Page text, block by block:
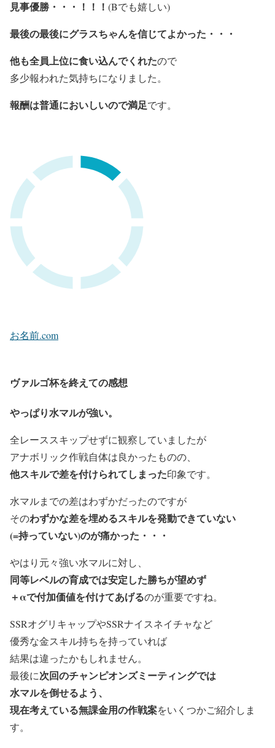
見事優勝・・・！！！ (Bでも嬉しい)
最後の最後にグラスちゃんを信じてよかった・・・
他も全員上位に食い込んでくれたので
多少報われた気持ちになりました。
報酬は普通においしいので満足です。
お名前.com
ヴァルゴ杯を終えての感想
やっぱり水マルが強い。
全レーススキップせずに観察していましたが
アナボリック作戦自体は良かったものの、
他スキルで差を付けられてしまった印象です。
水マルまでの差はわずかだったのですが
そのわずかな差を埋めるスキルを発動できていない
(=持っていない)のが痛かった・・・
やはり元々強い水マルに対し、
同等レベルの育成では安定した勝ちが望めず
＋αで付加価値を付けてあげるのが重要ですね。
SSRオグリキャップやSSRナイスネイチャなど
優秀な金スキル持ちを持っていれば
結果は違ったかもしれません。
最後に次回のチャンピオンズミーティングでは
水マルを倒せるよう、
現在考えている無課金用の作戦案をいくつかご紹介しま
す。